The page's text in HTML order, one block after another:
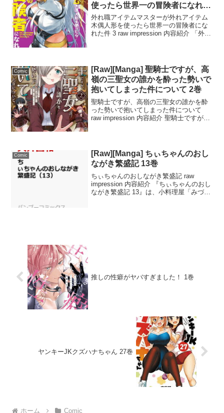
使ったら世界一の冒険者になれた
件 3巻
外れ職アイテムマスターが外れアイテム
木偶人形を使ったら世界一の冒険者にな
れた件 3 raw impression 内容紹介 「外れ
っ...
Comic
[Raw][Manga] 聖騎士ですが、高
嶺の三聖女の誰かを酔った勢いで
抱いてしまった件について 2巻
聖騎士ですが、高嶺の三聖女の誰かを酔
った勢いで抱いてしまった件について
raw impression 内容紹介 聖騎士ですが、
す。...
Comic
[Raw][Manga] ちぃちゃんのおし
ながき繁盛記 13巻
ちぃちゃんのおしながき繁盛記 raw
impression 内容紹介 『ちぃちゃんのおし
ながき繁盛記 13』は、小料理屋「みづ
推しの性癖がヤバすぎました！ 1巻
ヤンキーJKクズハナちゃん 27巻
ホーム Comic